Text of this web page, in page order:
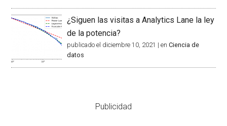
¿Siguen las visitas a Analytics Lane la ley
de la potencia?
publicado el diciembre 10, 2021 |enCiencia de
datos
Publicidad